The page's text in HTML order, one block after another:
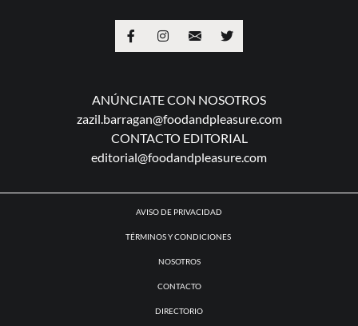
ANÚNCIATE CON NOSOTROS
zazil.barragan@foodandpleasure.com
CONTACTO EDITORIAL
editorial@foodandpleasure.com
AVISO DE PRIVACIDAD
TÉRMINOS Y CONDICIONES
NOSOTROS
CONTACTO
DIRECTORIO